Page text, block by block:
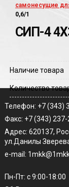
самонесущие
0,6/1
СИП-4
Наличие товара
Количество
Телефон: +7 (343)
Факс: +7 (343)
Адрес: 620137,
ул.Данилы
e-mail:
Пн-Пт: с 9:00-18:00